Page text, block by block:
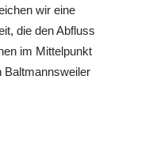
wir eine
die den Abfluss
im Mittelpunkt
Baltmannsweiler